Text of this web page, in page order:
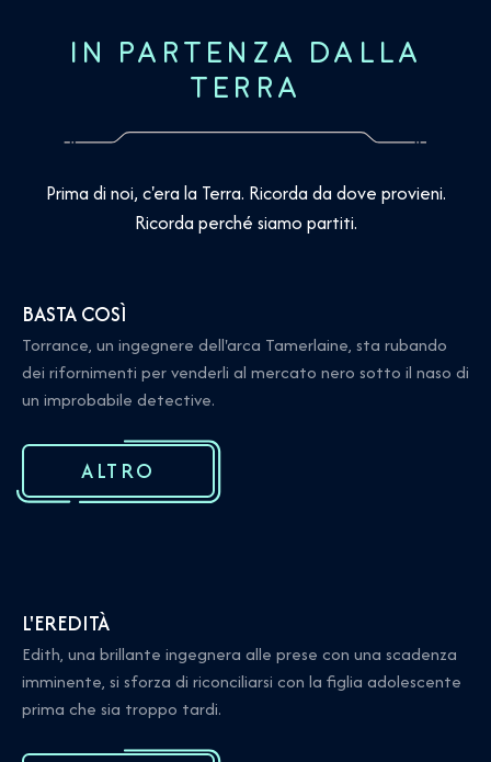
IN PARTENZA DALLA
TERRA
Prima di noi, c'era la Terra. Ricorda da dove provieni.
Ricorda perché siamo partiti.
BASTA COSÌ
Torrance, un ingegnere dell'arca Tamerlaine, sta rubando
dei rifornimenti per venderli al mercato nero sotto il naso di
un improbabile detective.
ALTRO
L'EREDITÀ
Edith, una brillante ingegnera alle prese con una scadenza
imminente, si sforza di riconciliarsi con la figlia adolescente
prima che sia troppo tardi.